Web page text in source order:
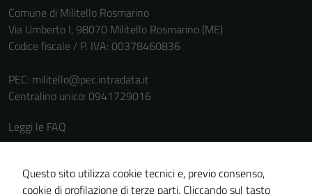
Comune di Militello Rosmarino
Via Umberto I, 98070 Militello Rosmarino (ME)
Codice fiscale / P. IVA: 00378460836
PEC: militello@pec.intradata.it
Centralino unico: 0941729016
Leggi le FAQ
Segnalazione disservizio
Questo sito utilizza cookie tecnici e, previo consenso,
cookie di profilazione di terze parti. Cliccando sul tasto
Questi cookie
sono necessari